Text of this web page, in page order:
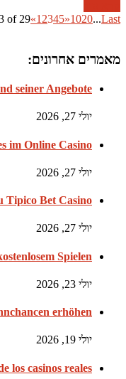
of 29«1 2345»1020...Last »
מאמרים אחרונים:
seiner Angebote
יולי 27, 2026
im Online Casino
יולי 27, 2026
Tipico Bet Casino
יולי 27, 2026
Spielen
יולי 23, 2026
erhöhen
יולי 19, 2026
los casinos reales